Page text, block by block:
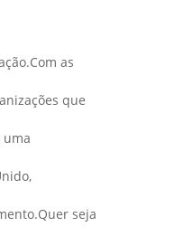
as
que
uma
seja